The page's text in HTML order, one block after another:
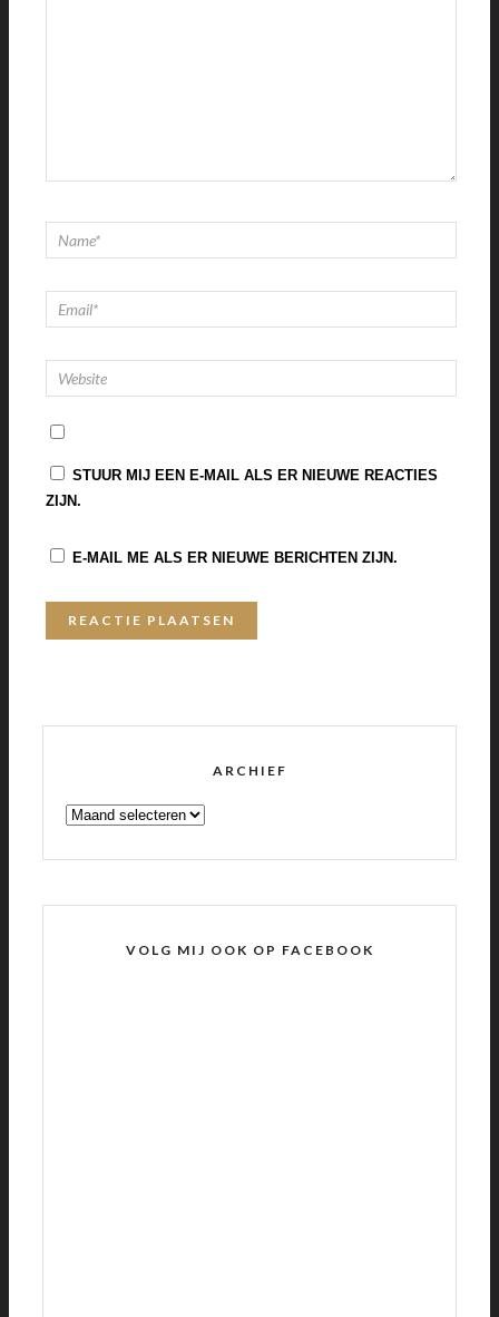
STUUR MIJ EEN E-MAIL ALS ER NIEUWE REACTIES
ZIJN.
E-MAIL ME ALS ER NIEUWE BERICHTEN ZIJN.
ARCHIEF
ARCHIEF
VOLG MIJ OOK OP FACEBOOK